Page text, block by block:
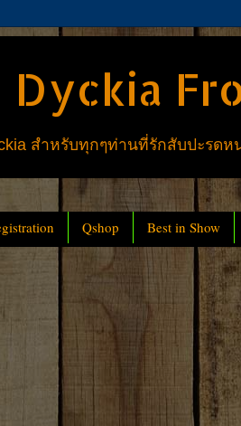
สำหรับทุกๆท่านที่รักสับปะรดห
Qshop Best in Show